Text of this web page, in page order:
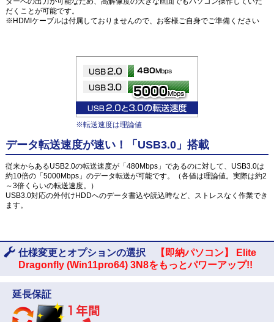
だくことが可能です。
※HDMIケーブルは付属しておりませんので、お客様ご自身でご準備ください
※転送速度は理論値
データ転送速度が速い！「USB3.0」搭載
従来からあるUSB2.0の転送速度が「480Mbps」であるのに対して、USB3.0は
約10倍の「5000Mbps」のデータ転送が可能です。（各値は理論値。実際は約2
～3倍くらいの転送速度。）
USB3.0対応の外付けHDDへのデータ書込や読込時など、ストレスなく作業でき
ます。
仕様変更とオプションの選択
【即納パソコン】 Elite
Dragonfly (Win11pro64) 3N8をもっとパワーアップ!!
延長保証